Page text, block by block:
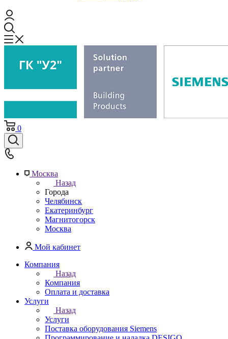
0
Москва
Назад
Города
Челябинск
Екатеринбург
Магнитогорск
Москва
Мой кабинет
Компания
Назад
Компания
Оплата и доставка
Услуги
Назад
Услуги
Поставка оборудования Siemens